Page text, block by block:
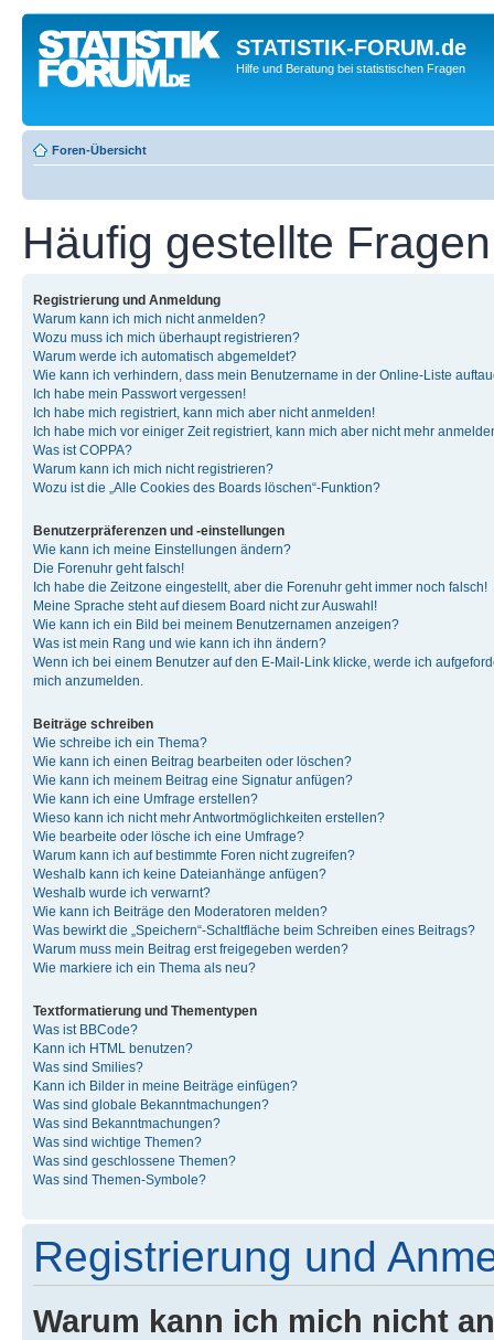
STATISTIK-FORUM.de
Hilfe und Beratung bei statistischen Fragen
Foren-Übersicht
Häufig gestellte Fragen
Registrierung und Anmeldung
Warum kann ich mich nicht anmelden?
Wozu muss ich mich überhaupt registrieren?
Warum werde ich automatisch abgemeldet?
Wie kann ich verhindern, dass mein Benutzername in der Online-Liste
Ich habe mein Passwort vergessen!
Ich habe mich registriert, kann mich aber nicht anmelden!
Ich habe mich vor einiger Zeit registriert, kann mich aber nicht mehr
Was ist COPPA?
Warum kann ich mich nicht registrieren?
Wozu ist die „Alle Cookies des Boards löschen“-Funktion?
Benutzerpräferenzen und -einstellungen
Wie kann ich meine Einstellungen ändern?
Die Forenuhr geht falsch!
Ich habe die Zeitzone eingestellt, aber die Forenuhr geht immer noch falsch!
Meine Sprache steht auf diesem Board nicht zur Auswahl!
Wie kann ich ein Bild bei meinem Benutzernamen anzeigen?
Was ist mein Rang und wie kann ich ihn ändern?
Wenn ich bei einem Benutzer auf den E-Mail-Link klicke, werde ich
mich anzumelden.
Beiträge schreiben
Wie schreibe ich ein Thema?
Wie kann ich einen Beitrag bearbeiten oder löschen?
Wie kann ich meinem Beitrag eine Signatur anfügen?
Wie kann ich eine Umfrage erstellen?
Wieso kann ich nicht mehr Antwortmöglichkeiten erstellen?
Wie bearbeite oder lösche ich eine Umfrage?
Warum kann ich auf bestimmte Foren nicht zugreifen?
Weshalb kann ich keine Dateianhänge anfügen?
Weshalb wurde ich verwarnt?
Wie kann ich Beiträge den Moderatoren melden?
Was bewirkt die „Speichern“-Schaltfläche beim Schreiben eines Beitrags?
Warum muss mein Beitrag erst freigegeben werden?
Wie markiere ich ein Thema als neu?
Textformatierung und Thementypen
Was ist BBCode?
Kann ich HTML benutzen?
Was sind Smilies?
Kann ich Bilder in meine Beiträge einfügen?
Was sind globale Bekanntmachungen?
Was sind Bekanntmachungen?
Was sind wichtige Themen?
Was sind geschlossene Themen?
Was sind Themen-Symbole?
Registrierung und
Warum kann ich mich nicht